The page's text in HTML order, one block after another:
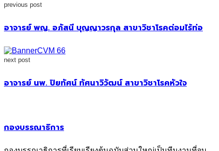
previous post
อาจารย์ พญ. อภัสนี บุญญาวรกุล สาขาวิชาโรคต่อมไร้ท่อ
next post
อาจารย์ นพ. ปิยทัศน์ ทัศนาวิวัฒน์ สาขาวิชาโรคหัวใจ
กองบรรณาธิการ